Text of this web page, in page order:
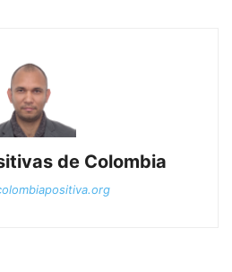
de Colombia